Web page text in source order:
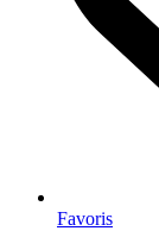
Favoris